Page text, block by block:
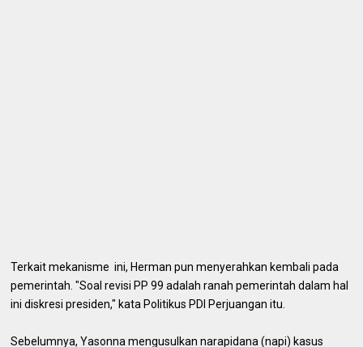
Terkait mekanisme ini, Herman pun menyerahkan kembali pada
pemerintah. "Soal revisi PP 99 adalah ranah pemerintah dalam hal
ini diskresi presiden," kata Politikus PDI Perjuangan itu.
Sebelumnya, Yasonna mengusulkan narapidana (napi) kasus